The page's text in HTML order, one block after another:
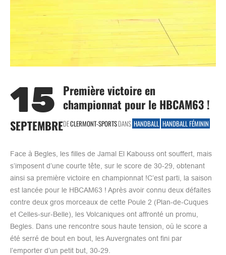
15
SEPTEMBRE
Première victoire en
championnat pour le HBCAM63 !
DECLERMONT-SPORTSDANS HANDBALL HANDBALL FÉMININ
Face à Begles, les filles de Jamal El Kabouss ont souffert, mais
s’imposent d’une courte tête, sur le score de 30-29, obtenant
ainsi sa première victoire en championnat !C’est parti, la saison
est lancée pour le HBCAM63 ! Après avoir connu deux défaites
contre deux gros morceaux de cette Poule 2 (Plan-de-Cuques
et Celles-sur-Belle), les Volcaniques ont affronté un promu,
Begles. Dans une rencontre sous haute tension, où le score a
été serré de bout en bout, les Auvergnates ont fini par
l’emporter d’un petit but, 30-29.